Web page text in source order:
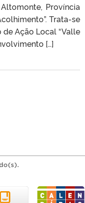
Província
Trata-se
Ação Local “Valle
[…]